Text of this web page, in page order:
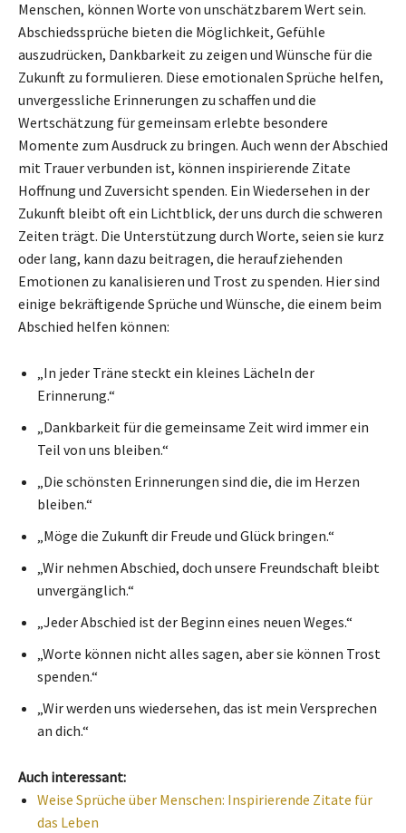
Menschen, können Worte von unschätzbarem Wert sein.
Abschiedssprüche bieten die Möglichkeit, Gefühle
auszudrücken, Dankbarkeit zu zeigen und Wünsche für die
Zukunft zu formulieren. Diese emotionalen Sprüche helfen,
unvergessliche Erinnerungen zu schaffen und die
Wertschätzung für gemeinsam erlebte besondere
Momente zum Ausdruck zu bringen. Auch wenn der Abschied
mit Trauer verbunden ist, können inspirierende Zitate
Hoffnung und Zuversicht spenden. Ein Wiedersehen in der
Zukunft bleibt oft ein Lichtblick, der uns durch die schweren
Zeiten trägt. Die Unterstützung durch Worte, seien sie kurz
oder lang, kann dazu beitragen, die heraufziehenden
Emotionen zu kanalisieren und Trost zu spenden. Hier sind
einige bekräftigende Sprüche und Wünsche, die einem beim
Abschied helfen können:
„In jeder Träne steckt ein kleines Lächeln der
Erinnerung.“
„Dankbarkeit für die gemeinsame Zeit wird immer ein
Teil von uns bleiben.“
„Die schönsten Erinnerungen sind die, die im Herzen
bleiben.“
„Möge die Zukunft dir Freude und Glück bringen.“
„Wir nehmen Abschied, doch unsere Freundschaft bleibt
unvergänglich.“
„Jeder Abschied ist der Beginn eines neuen Weges.“
„Worte können nicht alles sagen, aber sie können Trost
spenden.“
„Wir werden uns wiedersehen, das ist mein Versprechen
an dich.“
Auch interessant:
Weise Sprüche über Menschen: Inspirierende Zitate für
das Leben